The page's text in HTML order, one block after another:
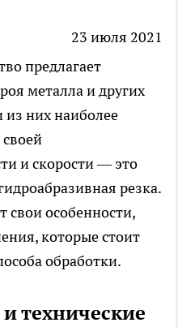
23 июля 2021
предлагает
металла и других
из них наиболее
и скорости — это
резка.
свои особенности,
которые стоит
обработки.
технические